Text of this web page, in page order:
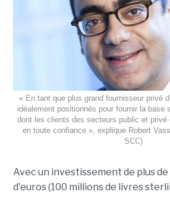
« En tant que plus grand fournisseur privé
idéalement positionnés pour fournir la base
dont les clients des secteurs public et privé
en toute confiance », explique Robert
SCC)
Avec un investissement de plus de
d'euros (100 millions de livres